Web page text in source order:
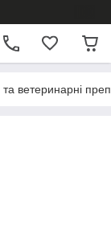
та ветеринарні